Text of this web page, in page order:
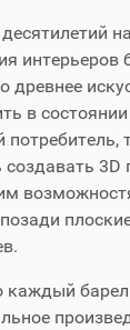
интерьеров
древнее
в
3D
каждый